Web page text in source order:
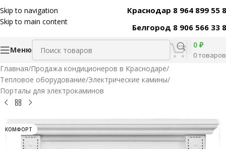
Skip to navigation
Skip to main content
Краснодар 8 964 899 55
Белгород 8 906 566 33
Меню
0товаров
0 ₽
Главная/Продажа кондиционеров в Краснодаре/
Тепловое оборудование/Электрические камины/
Порталы для электрокаминов
Код товара:31558
КОМФОРТ